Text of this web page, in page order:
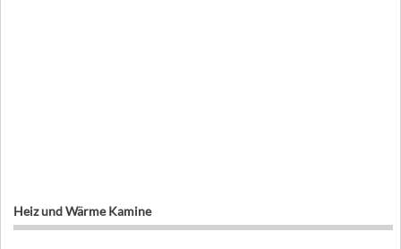
Heiz und Wärme Kamine